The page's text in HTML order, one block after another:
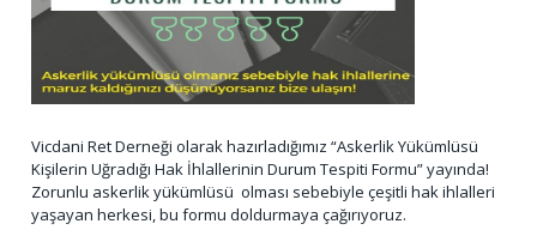
Vicdani Ret Derneği olarak hazırladığımız “Askerlik Yükümlüsü
Kişilerin Uğradığı Hak İhlallerinin Durum Tespiti Formu” yayında!
Zorunlu askerlik yükümlüsü olması sebebiyle çeşitli hak ihlalleri
yaşayan herkesi, bu formu doldurmaya çağırıyoruz.